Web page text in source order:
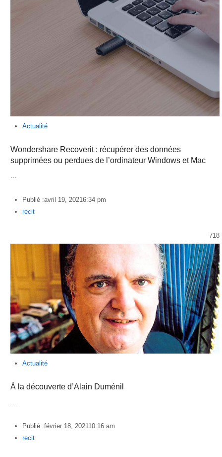
Actualité
Wondershare Recoverit : récupérer des données
supprimées ou perdues de l’ordinateur Windows et Mac
…
Publié :avril 19, 20216:34 pm
Author
recit
718
Actualité
À la découverte d’Alain Duménil
Publié :février 18, 2021 10:16 am
Author
recit